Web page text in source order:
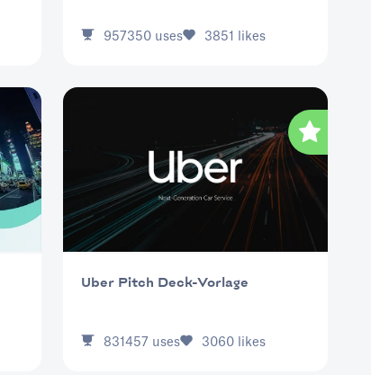
957350 uses 3851 likes
Uber Pitch Deck-Vorlage
831457 uses 3060 likes